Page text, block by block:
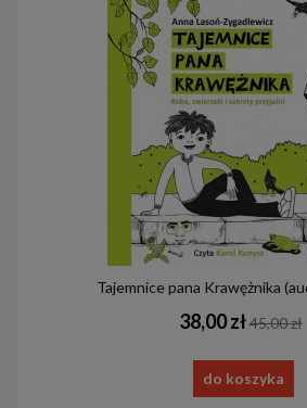
Tajemnice pana Krawężnika
38,00 zł45,00 zł
do koszyka